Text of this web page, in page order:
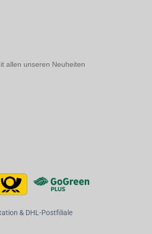
allen unseren Neuheiten
& DHL-Postfiliale